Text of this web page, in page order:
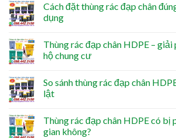
Cách đặt thùng rác đạp chân
dụng
Thùng rác đạp chân HDPE –
hộ chung cư
So sánh thùng rác đạp chân
lật
Thùng rác đạp chân HDPE có bị
gian không?